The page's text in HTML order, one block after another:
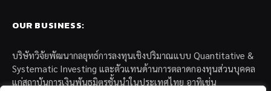
OUR BUSINESS:
บริษัทวิจัยพัฒนากลยุทธ์การลงทุนเชิงปริมาณแบบ Quantitative &
Systematic Investing และตัวแทนด้านการตลาดกองทุนส่วนบุคคล
แก่สถาบันการเงินพันธมิตรชั้นนำในประเทศไทย อาทิเช่น